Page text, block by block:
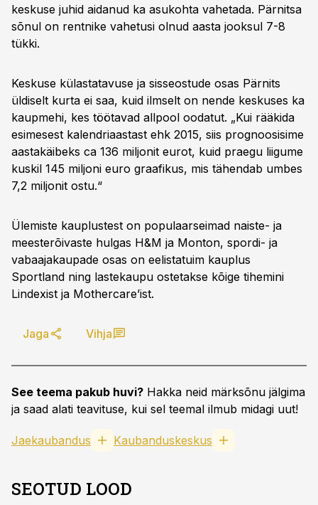
keskuse juhid aidanud ka asukohta vahetada. Pärnitsa
sõnul on rentnike vahetusi olnud aasta jooksul 7-8
tükki.
Keskuse külastatavuse ja sisseostude osas Pärnits
üldiselt kurta ei saa, kuid ilmselt on nende keskuses ka
kaupmehi, kes töötavad allpool oodatut. „Kui rääkida
esimesest kalendriaastast ehk 2015, siis prognoosisime
aastakäibeks ca 136 miljonit eurot, kuid praegu liigume
kuskil 145 miljoni euro graafikus, mis tähendab umbes
7,2 miljonit ostu.“
Ülemiste kauplustest on populaarseimad naiste- ja
meesterõivaste hulgas H&M ja Monton, spordi- ja
vabaajakaupade osas on eelistatuim kauplus
Sportland ning lastekaupu ostetakse kõige tihemini
Lindexist ja Mothercare’ist.
Jaga Vihja
See teema pakub huvi? Hakka neid märksõnu jälgima
ja saad alati teavituse, kui sel teemal ilmub midagi uut!
Jaekaubandus Kaubanduskeskus
SEOTUD LOOD